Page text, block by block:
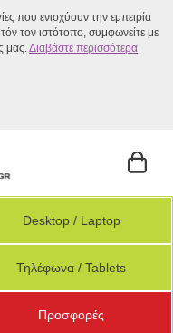
που ενισχύουν την εμπειρία
τον ιστότοπο, συμφωνείτε με
μας.Διαβάστε περισσότερα
Desktop / Laptop
Τηλέφωνα / Tablets
Προσφορές